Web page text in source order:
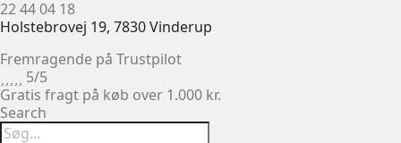
22 44 04 18
Holstebrovej 19, 7830 Vinderup
Fremragende på Trustpilot
5/5
Gratis fragt på køb over 1.000 kr.
Search